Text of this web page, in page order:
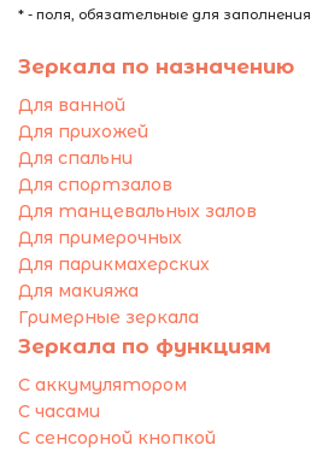
* - поля, обязательные для заполнения
Зеркала по назначению
Для ванной
Для прихожей
Для спальни
Для спортзалов
Для танцевальных залов
Для примерочных
Для парикмахерских
Для макияжа
Гримерные зеркала
Зеркала по функциям
С аккумулятором
С часами
С сенсорной кнопкой